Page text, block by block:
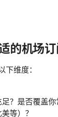
的机场
下维度：
？是否覆盖
等）？